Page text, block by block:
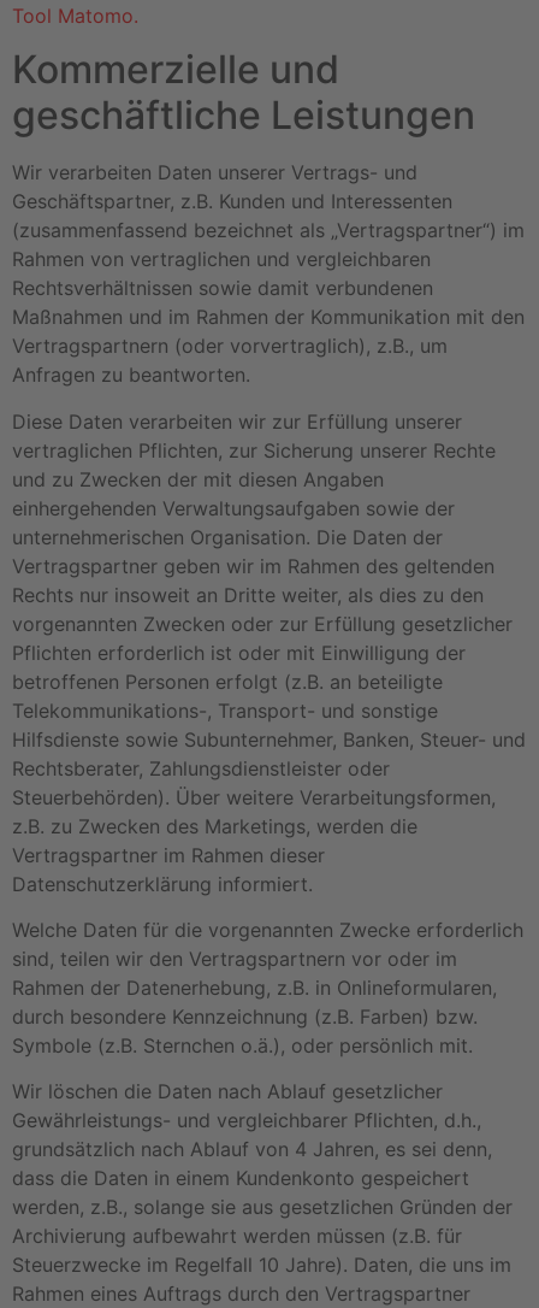
Tool Matomo.
Kommerzielle und
geschäftliche Leistungen
Wir verarbeiten Daten unserer Vertrags- und
Geschäftspartner, z.B. Kunden und Interessenten
(zusammenfassend bezeichnet als „Vertragspartner“) im
Rahmen von vertraglichen und vergleichbaren
Rechtsverhältnissen sowie damit verbundenen
Maßnahmen und im Rahmen der Kommunikation mit den
Vertragspartnern (oder vorvertraglich), z.B., um
Anfragen zu beantworten.
Diese Daten verarbeiten wir zur Erfüllung unserer
vertraglichen Pflichten, zur Sicherung unserer Rechte
und zu Zwecken der mit diesen Angaben
einhergehenden Verwaltungsaufgaben sowie der
unternehmerischen Organisation. Die Daten der
Vertragspartner geben wir im Rahmen des geltenden
Rechts nur insoweit an Dritte weiter, als dies zu den
vorgenannten Zwecken oder zur Erfüllung gesetzlicher
Pflichten erforderlich ist oder mit Einwilligung der
betroffenen Personen erfolgt (z.B. an beteiligte
Telekommunikations-, Transport- und sonstige
Hilfsdienste sowie Subunternehmer, Banken, Steuer- und
Rechtsberater, Zahlungsdienstleister oder
Steuerbehörden). Über weitere Verarbeitungsformen,
z.B. zu Zwecken des Marketings, werden die
Vertragspartner im Rahmen dieser
Datenschutzerklärung informiert.
Welche Daten für die vorgenannten Zwecke erforderlich
sind, teilen wir den Vertragspartnern vor oder im
Rahmen der Datenerhebung, z.B. in Onlineformularen,
durch besondere Kennzeichnung (z.B. Farben) bzw.
Symbole (z.B. Sternchen o.ä.), oder persönlich mit.
Wir löschen die Daten nach Ablauf gesetzlicher
Gewährleistungs- und vergleichbarer Pflichten, d.h.,
grundsätzlich nach Ablauf von 4 Jahren, es sei denn,
dass die Daten in einem Kundenkonto gespeichert
werden, z.B., solange sie aus gesetzlichen Gründen der
Archivierung aufbewahrt werden müssen (z.B. für
Steuerzwecke im Regelfall 10 Jahre). Daten, die uns im
Rahmen eines Auftrags durch den Vertragspartner